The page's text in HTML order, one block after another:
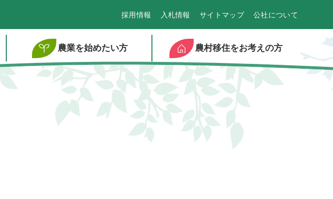
採用情報 入札情報 サイトマップ 公社について
農業を始めたい方 農村移住をお考えの方